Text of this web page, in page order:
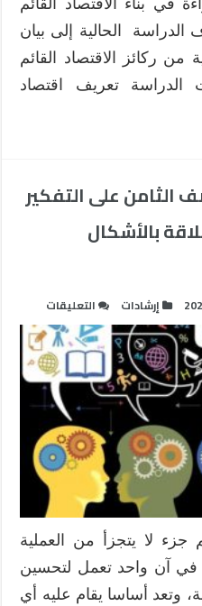
الحالية إلى بيان
ركائز الاقتصاد القائم
الدراسة تعريف اقتصاد
الثامن على التفكير
بالأشكال
إرشادات التعليقات
تقويم
قدرة
طالبات
الصف
الثامن
على
التفكير
الناقد
في
مسائل
ذات
علاقة
بالأشكال
جزء لا يتجزأ من العملية
في آن واحد تعمل لتحسين
وتعد أساسا يقام عليه أي